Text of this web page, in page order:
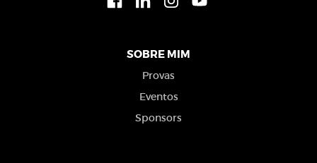
SOBRE MIM
Provas
Eventos
Sponsors